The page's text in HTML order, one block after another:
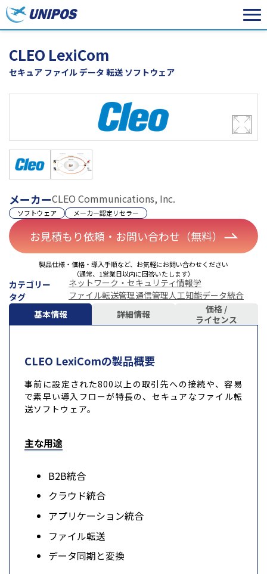
CLEO LexiCom
セキュア ファイル データ 転送 ソフトウェア
メーカーCLEO Communications, Inc.
ソフトウェア メーカー認定リセラー
お見積もり依頼・お問い合わせ（無料）
製品仕様・価格・導入手順など、お気軽にお問い合わせください
（通常、1営業日以内に回答いたします）
カテゴリー ネットワーク・セキュリティ情報学
タグ
ファイル転送管理通信管理人工知能データ統合
基本情報
詳細情報
価格 /
ライセンス
CLEO LexiComの製品概要
事前に設定された800以上の取引先への接続や、容易
で素早い導入フローが特長の、セキュアなファイル転
送ソフトウェア。
主な用途
B2B統合
クラウド統合
アプリケーション統合
ファイル転送
データ同期と変換